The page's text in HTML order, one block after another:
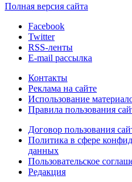
Полная версия сайта
Facebook
Twitter
RSS-ленты
E-mail рассылка
Контакты
Реклама на сайте
Использование
Правила пользования
Договор пользования
Политика в сфере
данных
Пользовательское
Редакция